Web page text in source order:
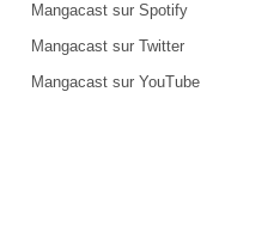
Mangacast sur Spotify
Mangacast sur Twitter
Mangacast sur YouTube